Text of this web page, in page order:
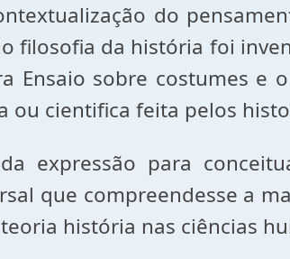
do
filosofia da história foi
sobre costumes e
cientifica feita pelos
expressão para
que compreendesse a
história nas ciências